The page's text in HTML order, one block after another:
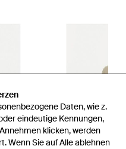
Daten, wie z.
eindeutige Kennungen,
klicken, werden
Wenn Sie auf Alle ablehnen